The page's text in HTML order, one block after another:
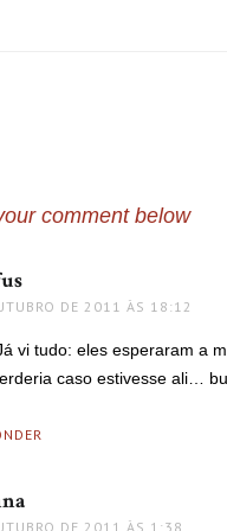
comment below
DE 2011 ÀS 18:12
vi tudo: eles esperaram a
caso estivesse ali…
DE 2011 ÀS 1:38